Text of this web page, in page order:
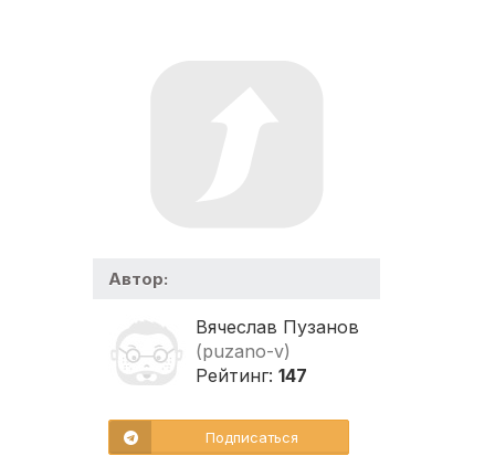
Автор:
Вячеслав Пузанов
(puzano-v)
Рейтинг: 147
Подписаться